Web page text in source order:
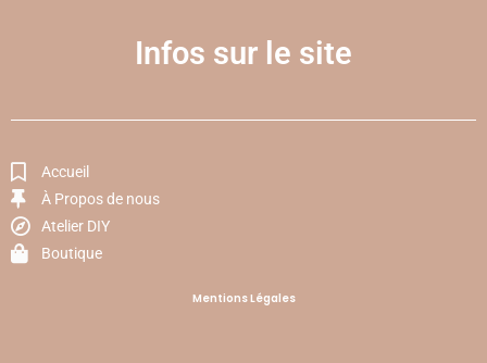
Infos sur le site
Accueil
À Propos de nous
Atelier DIY
Boutique
Mentions Légales